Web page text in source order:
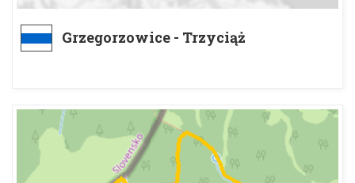
Grzegorzowice - Trzyciąż